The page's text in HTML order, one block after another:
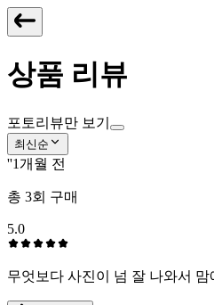
상품 리뷰
포토리뷰만 보기
최신순
''1개월 전
총 3회 구매
5.0
무엇보다 사진이 넘 잘 나와서